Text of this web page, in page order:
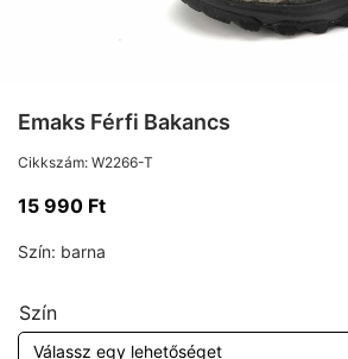
Emaks Férfi Bakancs
Cikkszám: W2266-T
15 990 Ft
Szín: barna
Szín